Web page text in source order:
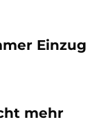
Einzug
mehr